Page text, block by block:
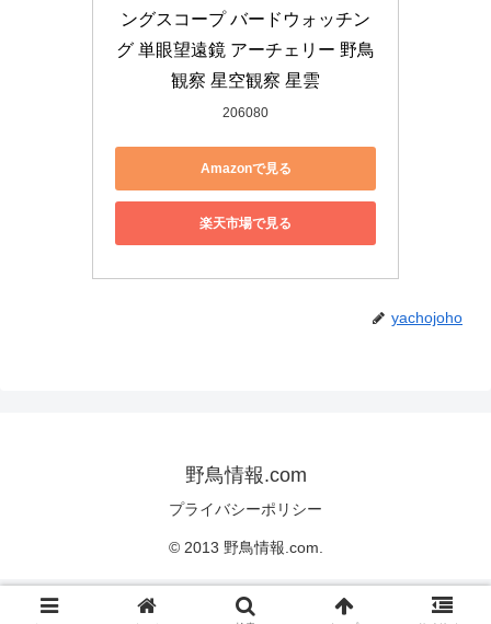
ングスコープ バードウォッチン
グ 単眼望遠鏡 アーチェリー 野鳥
観察 星空観察 星雲
206080
Amazonで見る
楽天市場で見る
yachojoho
野鳥情報.com
プライバシーポリシー
© 2013 野鳥情報.com.